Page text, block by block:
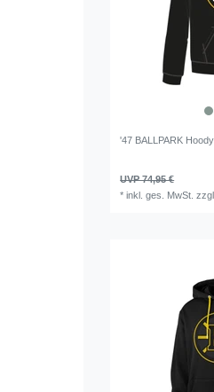
'47 BALLPARK
UVP 74,95 €
*inkl. ges. MwSt.